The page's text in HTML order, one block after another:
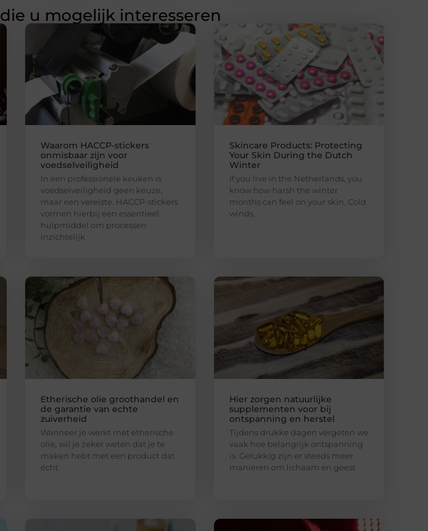
die u mogelijk interesseren
Waarom HACCP-stickers
onmisbaar zijn voor
voedselveiligheid
In een professionele keuken is
voedselveiligheid geen keuze,
maar een vereiste. HACCP-stickers
vormen hierbij een essentieel
hulpmiddel om processen
inzichtelijk
Skincare Products: Protecting
Your Skin During the Dutch
Winter
If you live in the Netherlands, you
know how harsh the winter
months can feel on your skin. Cold
winds,
Etherische olie groothandel en
de garantie van echte
zuiverheid
Wanneer je werkt met etherische
olie, wil je zeker weten dat je te
maken hebt met een product dat
écht
Hier zorgen natuurlijke
supplementen voor bij
ontspanning en herstel
Tijdens drukke dagen vergeten we
vaak hoe belangrijk ontspanning
is. Gelukkig zijn er steeds meer
manieren om lichaam en geest